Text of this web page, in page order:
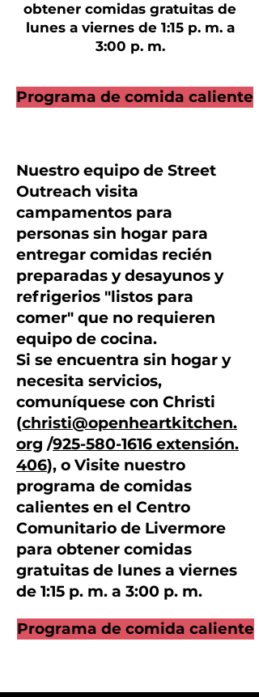
obtener comidas gratuitas de
lunes a viernes de 1:15 p. m. a
3:00 p. m.
Programa de comida caliente
Nuestro equipo de Street
Outreach visita
campamentos para
personas sin hogar para
entregar comidas recién
preparadas y desayunos y
refrigerios "listos para
comer" que no requieren
equipo de cocina.
Si se encuentra sin hogar y
necesita servicios,
comuníquese con Christi
(christi@openheartkitchen.
org /925-580-1616 extensión.
406), o Visite nuestro
programa de comidas
calientes en el Centro
Comunitario de Livermore
para obtener comidas
gratuitas de lunes a viernes
de 1:15 p. m. a 3:00 p. m.
Programa de comida caliente